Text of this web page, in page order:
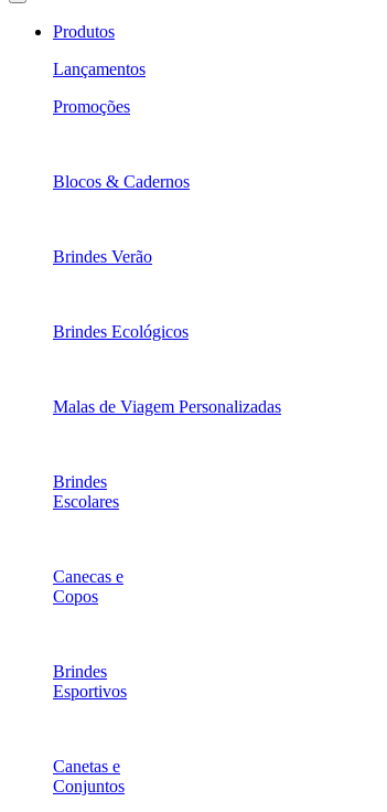
Produtos
Lançamentos
Promoções
Blocos & Cadernos
Brindes Verão
Brindes Ecológicos
Malas de Viagem Personalizadas
Brindes
Escolares
Canecas e
Copos
Brindes
Esportivos
Canetas e
Conjuntos